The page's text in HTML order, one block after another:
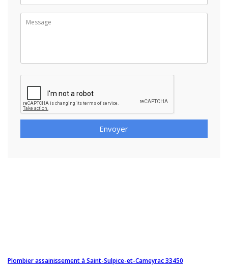
Envoyer
Plombier assainissement à Saint-Sulpice-et-Cameyrac 33450